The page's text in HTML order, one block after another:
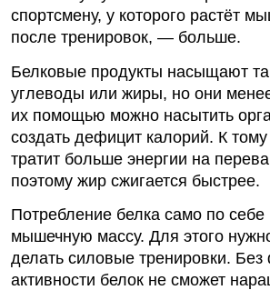
спортсмену, у которого растёт
после тренировок, — больше.
Белковые продукты насыщают
углеводы или жиры, но они
их помощью можно насытить
создать дефицит калорий. К
тратит больше энергии на
поэтому жир сжигается быстрее.
Потребление белка само по себе
мышечную массу. Для этого
делать силовые тренировки. Без
активности белок не сможет